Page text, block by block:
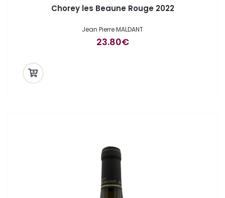
Chorey les Beaune Rouge 2022
Jean Pierre MALDANT
23.80€